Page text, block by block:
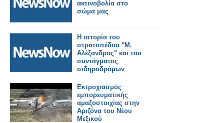
ακτινοβολία στο
σώμα μας
Η ιστορία του
στρατοπέδου "Μ.
Αλέξανδρος" και του
συντάγματος
σιδηροδρόμων
Εκτροχιασμός
εμπορευματικής
αμαξοστοιχίας στην
Αριζόνα του Νέου
Μεξικού